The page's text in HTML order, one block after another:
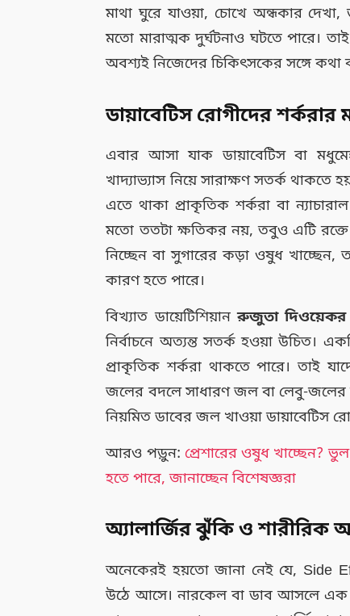
মাথা ঘুরে যাওয়া, চোখে অন্ধকার দেখা,
মতো মারাত্মক দুর্ঘটনাও ঘটতে পারে।
অবশ্যই নিজেদের চিকিৎসকের সঙ্গে কথা
ডায়াবেটিস রোগীদের শর্করার
এবার আসা যাক ডায়াবেটিস বা
খাদ্যাভ্যাস নিয়ে সারাক্ষণ সতর্ক
এতে থাকা প্রাকৃতিক শর্করা বা
মতো ততটা ক্ষতিকর নয়, তবুও এটি রক্তে
নিচ্ছেন বা সুগারের কড়া ওষুধ খাচ্ছেন,
কারণ হতে পারে।
বিখ্যাত ডায়েটিশিয়ানরুজুতা দিওয়েকর
নির্বাচনে অত্যন্ত সতর্ক হওয়া উচিত।
প্রাকৃতিক শর্করা থাকতে পারে। তাই
জলের বদলে সাধারণ জল বা লেবু-জলের
নিয়মিত ডাবের জল খাওয়া ডায়াবেটিস
আরও পড়ুন: প্রেশারের ওষুধ খাচ্ছেন?
হতে পারে, জানাচ্ছেন বিশেষজ্ঞরা
অ্যালার্জির ঝুঁকি ও শারীরিক
অনেকেরই হয়তো জানা নেই যে, Side
উঠে আসে। নারকেল বা ডাব আসলে এক